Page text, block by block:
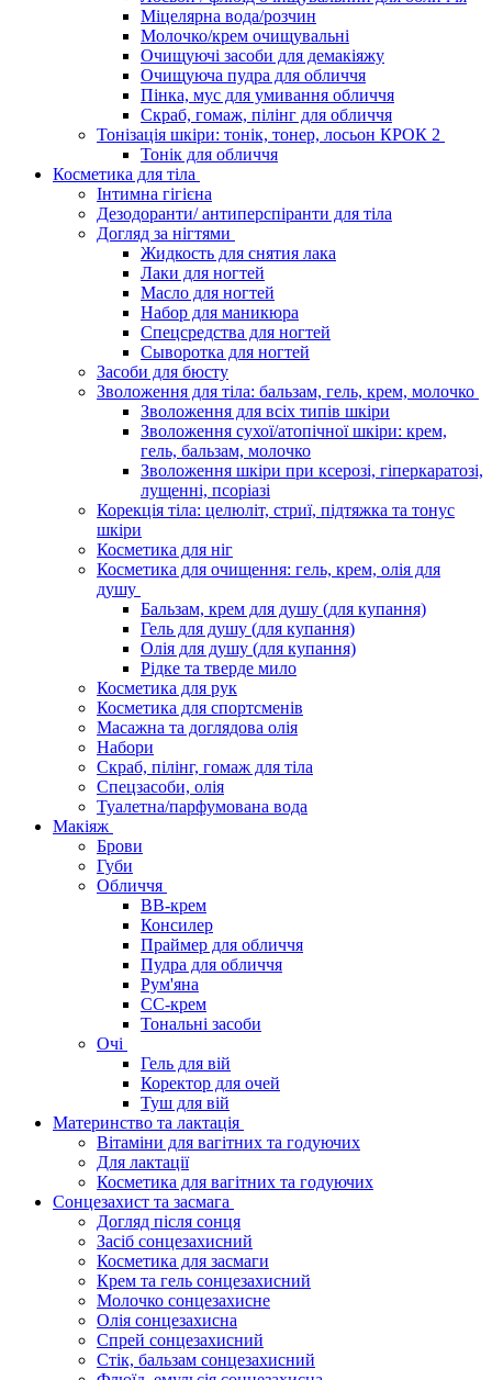
Міцелярна вода/розчин
Молочко/крем очищувальні
Очищуючі засоби для демакіяжу
Очищуюча пудра для обличчя
Пінка, мус для умивання обличчя
Скраб, гомаж, пілінг для обличчя
Тонізація шкіри: тонік, тонер, лосьон КРОК 2
Тонік для обличчя
Косметика для тіла
Інтимна гігієна
Дезодоранти/ антиперспіранти для тіла
Догляд за нігтями
Жидкость для снятия лака
Лаки для ногтей
Масло для ногтей
Набор для маникюра
Спецсредства для ногтей
Сыворотка для ногтей
Засоби для бюсту
Зволоження для тіла: бальзам, гель, крем, молочко
Зволоження для всіх типів шкіри
Зволоження сухої/атопічної шкіри: крем,
гель, бальзам, молочко
Зволоження шкіри при ксерозі, гіперкаратозі,
лущенні, псоріазі
Корекція тіла: целюліт, стриї, підтяжка та тонус
шкіри
Косметика для ніг
Косметика для очищення: гель, крем, олія для
душу
Бальзам, крем для душу (для купання)
Гель для душу (для купання)
Олія для душу (для купання)
Рідке та тверде мило
Косметика для рук
Косметика для спортсменів
Масажна та доглядова олія
Набори
Скраб, пілінг, гомаж для тіла
Спецзасоби, олія
Туалетна/парфумована вода
Макіяж
Брови
Губи
Обличчя
BB-крем
Консилер
Праймер для обличчя
Пудра для обличчя
Рум'яна
СС-крем
Тональні засоби
Очі
Гель для вій
Коректор для очей
Туш для вій
Материнство та лактація
Вітаміни для вагітних та годуючих
Для лактації
Косметика для вагітних та годуючих
Сонцезахист та засмага
Догляд після сонця
Засіб сонцезахисний
Косметика для засмаги
Крем та гель сонцезахисний
Молочко сонцезахисне
Олія сонцезахисна
Спрей сонцезахисний
Стік, бальзам сонцезахисний